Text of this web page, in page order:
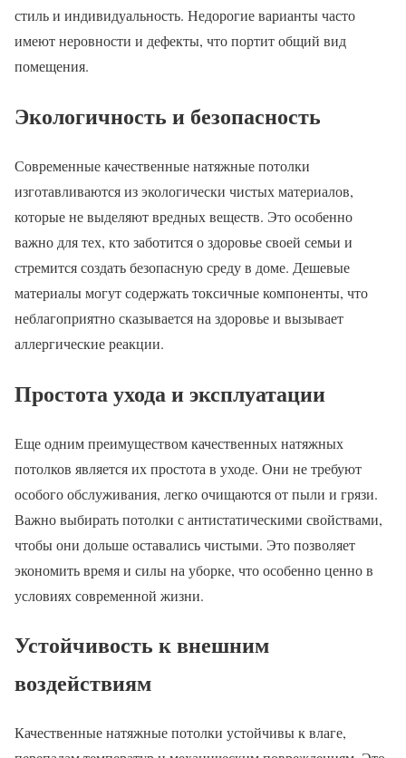
стиль и индивидуальность. Недорогие варианты часто
имеют неровности и дефекты, что портит общий вид
помещения.
Экологичность и безопасность
Современные качественные натяжные потолки
изготавливаются из экологически чистых материалов,
которые не выделяют вредных веществ. Это особенно
важно для тех, кто заботится о здоровье своей семьи и
стремится создать безопасную среду в доме. Дешевые
материалы могут содержать токсичные компоненты, что
неблагоприятно сказывается на здоровье и вызывает
аллергические реакции.
Простота ухода и эксплуатации
Еще одним преимуществом качественных натяжных
потолков является их простота в уходе. Они не требуют
особого обслуживания, легко очищаются от пыли и грязи.
Важно выбирать потолки с антистатическими свойствами,
чтобы они дольше оставались чистыми. Это позволяет
экономить время и силы на уборке, что особенно ценно в
условиях современной жизни.
Устойчивость к внешним
воздействиям
Качественные натяжные потолки устойчивы к влаге,